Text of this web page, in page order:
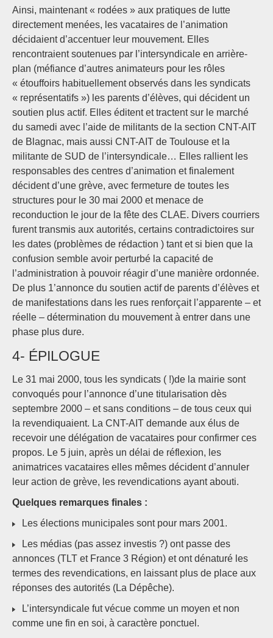
Ainsi, maintenant « rodées » aux pratiques de lutte
directement menées, les vacataires de l’animation
décidaient d’accentuer leur mouvement. Elles
rencontraient soutenues par l’intersyndicale en arrière-
plan (méfiance d’autres animateurs pour les rôles
« étouffoirs habituellement observés dans les syndicats
« représentatifs ») les parents d’élèves, qui décident un
soutien plus actif. Elles éditent et tractent sur le marché
du samedi avec l’aide de militants de la section CNT-AIT
de Blagnac, mais aussi CNT-AIT de Toulouse et la
militante de SUD de l’intersyndicale… Elles rallient les
responsables des centres d’animation et finalement
décident d’une grève, avec fermeture de toutes les
structures pour le 30 mai 2000 et menace de
reconduction le jour de la fête des CLAE. Divers courriers
furent transmis aux autorités, certains contradictoires sur
les dates (problèmes de rédaction ) tant et si bien que la
confusion semble avoir perturbé la capacité de
l’administration à pouvoir réagir d’une manière ordonnée.
De plus 1’annonce du soutien actif de parents d’élèves et
de manifestations dans les rues renforçait l’apparente – et
réelle – détermination du mouvement à entrer dans une
phase plus dure.
4- ÉPILOGUE
Le 31 mai 2000, tous les syndicats ( !)de la mairie sont
convoqués pour l’annonce d’une titularisation dès
septembre 2000 – et sans conditions – de tous ceux qui
la revendiquaient. La CNT-AIT demande aux élus de
recevoir une délégation de vacataires pour confirmer ces
propos. Le 5 juin, après un délai de réflexion, les
animatrices vacataires elles mêmes décident d’annuler
leur action de grève, les revendications ayant abouti.
Quelques remarques finales :
Les élections municipales sont pour mars 2001.
Les médias (pas assez investis ?) ont passe des
annonces (TLT et France 3 Région) et ont dénaturé les
termes des revendications, en laissant plus de place aux
réponses des autorités (La Dépêche).
L’intersyndicale fut vécue comme un moyen et non
comme une fin en soi, à caractère ponctuel.